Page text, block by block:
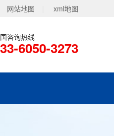
网站地图 xml地图
咨询热线
6050-3273